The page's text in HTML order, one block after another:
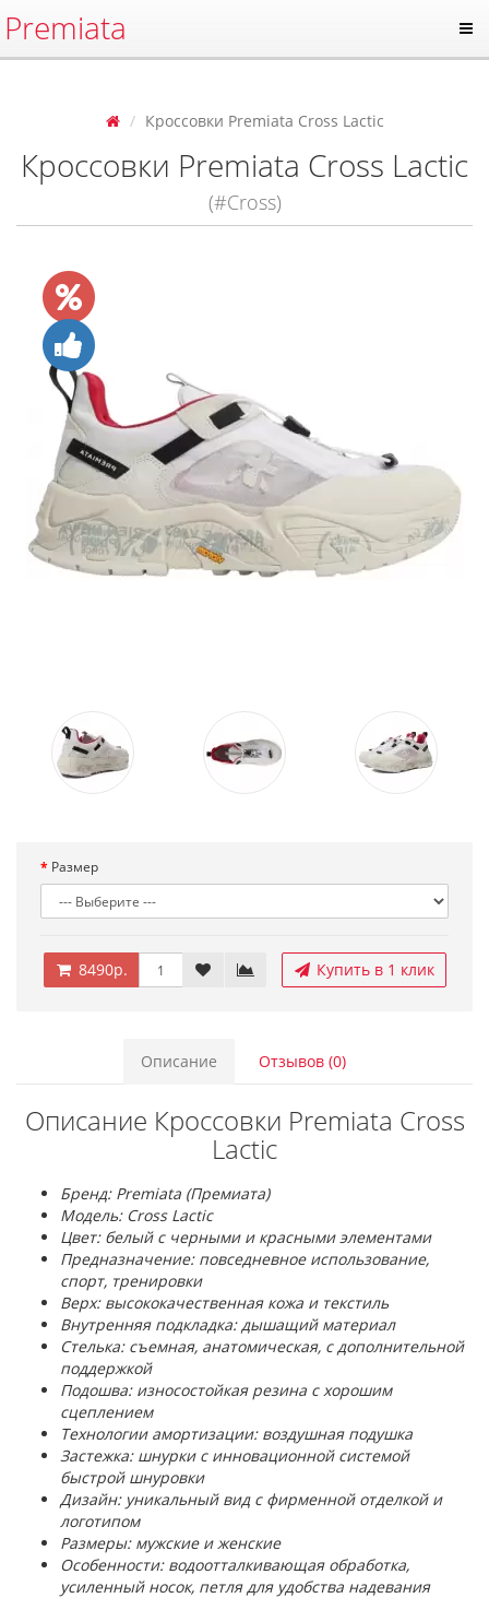
Premiata
Кроссовки Premiata Cross Lactic
Кроссовки Premiata Cross Lactic
(#Cross)
Размер
8490р. Купить в 1 клик
Описание Отзывов (0)
Описание Кроссовки Premiata Cross
Lactic
Бренд: Premiata (Премиата)
Модель: Cross Lactic
Цвет: белый с черными и красными элементами
Предназначение: повседневное использование,
спорт, тренировки
Верх: высококачественная кожа и текстиль
Внутренняя подкладка: дышащий материал
Стелька: съемная, анатомическая, с дополнительной
поддержкой
Подошва: износостойкая резина с хорошим
сцеплением
Технологии амортизации: воздушная подушка
Застежка: шнурки с инновационной системой
быстрой шнуровки
Дизайн: уникальный вид с фирменной отделкой и
логотипом
Размеры: мужские и женские
Особенности: водоотталкивающая обработка,
усиленный носок, петля для удобства надевания